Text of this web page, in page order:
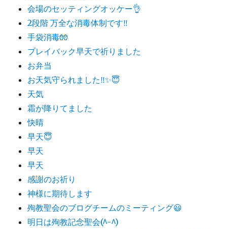
会場のセッティングオッケー👌
2段階 万全な消毒体制です‼️
手袋消毒🧤
プレイバック早天で祈りました
お弁当
お天気守られました‼️✨😇
天気
霜が降りてました
快晴
早天😇
早天
早天
感謝のお祈り
神様に期待します
殉教聖会のブログチームのミーティング😃
明日は殉教記念聖会(^-^)